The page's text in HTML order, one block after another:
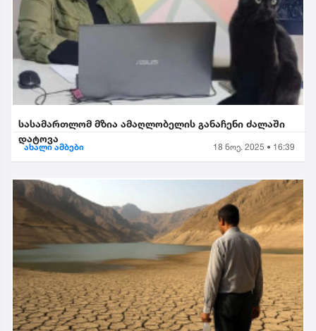
სასამართლომ მზია ამაღლობელის განაჩენი ძალაში
დატოვა
ახალი ამბები 18 ნოე. 2025 • 16:39